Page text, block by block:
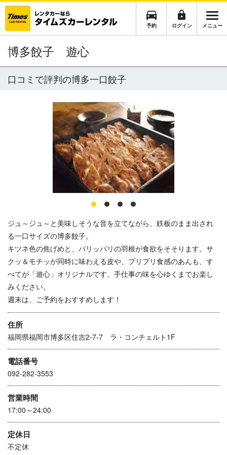
予約 ログイン メニュー
博多餃子 遊心
口コミで評判の博多一口餃子
ジュ～ジュ～と美味しそうな音を立てながら、鉄板のまま出され
る一口サイズの博多餃子。
キツネ色の焦げめと、パリッパリの羽根が食欲をそそります。サ
クッ＆モチッが同時に味わえる皮や、プリプリ食感のあんも、す
べてが「遊心」オリジナルです。手仕事の味を心ゆくまでお楽し
みください。
週末は、ご予約をおすすめします！
住所
福岡県福岡市博多区住吉2-7-7 ラ・コンチェルト1F
電話番号
092-282-3553
営業時間
17:00～24:00
定休日
不定休